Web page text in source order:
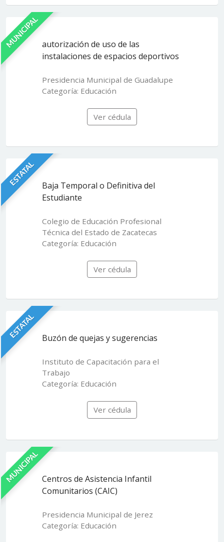
MUNICIPAL autorización de uso de las
instalaciones de espacios deportivos
Presidencia Municipal de Guadalupe
Categoría: Educación
Ver cédula
ESTATAL
Baja Temporal o Definitiva del
Estudiante
Colegio de Educación Profesional
Técnica del Estado de Zacatecas
Categoría: Educación
Ver cédula
ESTATAL Buzón de quejas y sugerencias
Instituto de Capacitación para el
Trabajo
Categoría: Educación
Ver cédula
MUNICIPAL Centros de Asistencia Infantil
Comunitarios (CAIC)
Presidencia Municipal de Jerez
Categoría: Educación